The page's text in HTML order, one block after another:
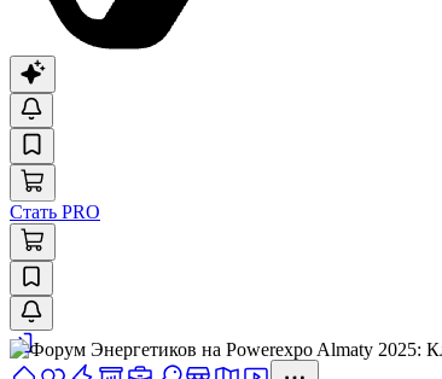
Стать PRO